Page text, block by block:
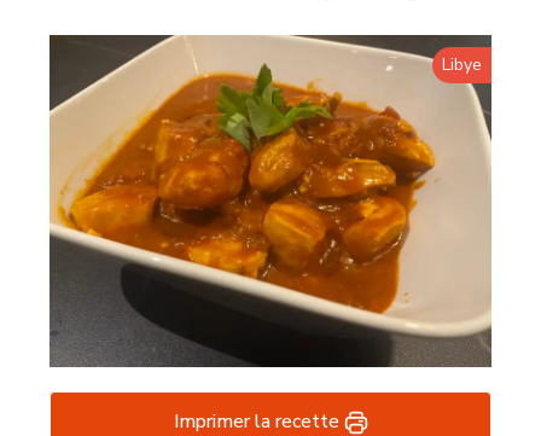
Libye
Imprimer la recette